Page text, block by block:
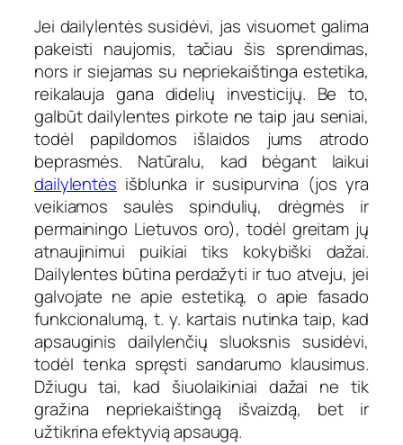
Jei dailylentės susidėvi, jas visuomet galima
pakeisti naujomis, tačiau šis sprendimas,
nors ir siejamas su nepriekaištinga estetika,
reikalauja gana didelių investicijų. Be to,
galbūt dailylentes pirkote ne taip jau seniai,
todėl papildomos išlaidos jums atrodo
beprasmės. Natūralu, kad bėgant laikui
dailylentės išblunka ir susipurvina (jos yra
veikiamos saulės spindulių, drėgmės ir
permainingo Lietuvos oro), todėl greitam jų
atnaujinimui puikiai tiks kokybiški dažai.
Dailylentes būtina perdažyti ir tuo atveju, jei
galvojate ne apie estetiką, o apie fasado
funkcionalumą, t. y. kartais nutinka taip, kad
apsauginis dailylenčių sluoksnis susidėvi,
todėl tenka spręsti sandarumo klausimus.
Džiugu tai, kad šiuolaikiniai dažai ne tik
gražina nepriekaištingą išvaizdą, bet ir
užtikrina efektyvią apsaugą.